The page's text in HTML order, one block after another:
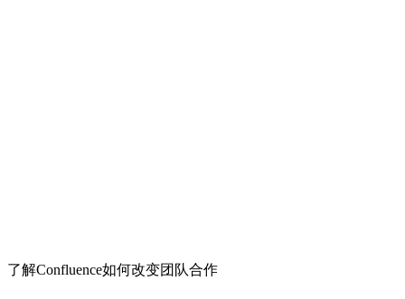
了解Confluence如何改变团队合作